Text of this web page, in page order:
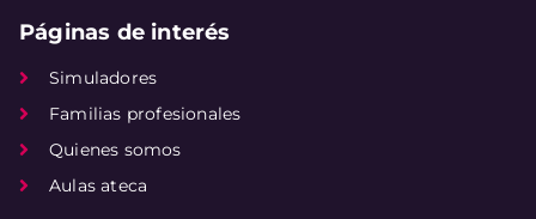
Páginas de interés
Simuladores
Familias profesionales
Quienes somos
Aulas ateca